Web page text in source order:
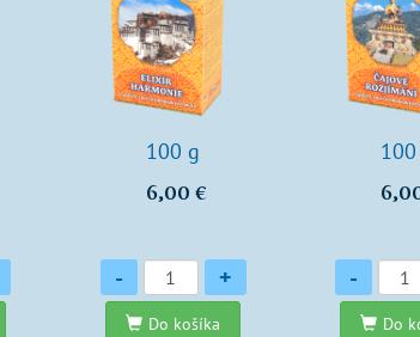
100 g
6,00 €
Množstvo
- +
Do košíka
Množstvo
-
Do